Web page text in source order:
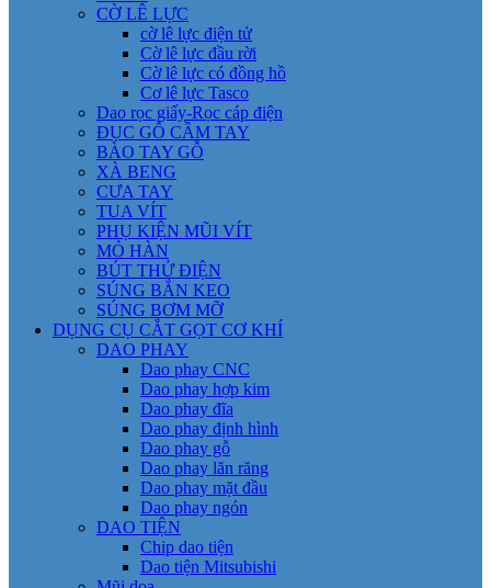
CỜ LÊ LỰC
cờ lê lực điện tử
Cờ lê lực đầu rời
Cờ lê lực có đồng hồ
Cơ lê lực Tasco
Dao rọc giấy-Rọc cáp điện
ĐỤC GỖ CẦM TAY
BÀO TAY GỖ
XÀ BENG
CƯA TAY
TUA VÍT
PHỤ KIỆN MŨI VÍT
MỎ HÀN
BÚT THỬ ĐIỆN
SÚNG BẮN KEO
SÚNG BƠM MỠ
DỤNG CỤ CẮT GỌT CƠ KHÍ
DAO PHAY
Dao phay CNC
Dao phay hợp kim
Dao phay đĩa
Dao phay định hình
Dao phay gỗ
Dao phay lăn răng
Dao phay mặt đầu
Dao phay ngón
DAO TIỆN
Chip dao tiện
Dao tiện Mitsubishi